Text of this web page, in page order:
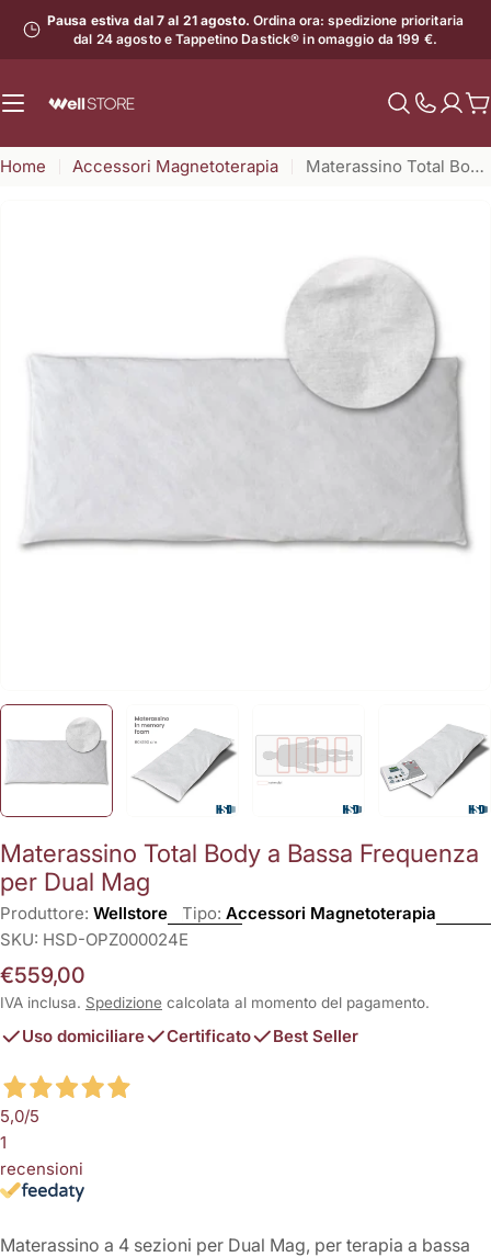
contenuto
Pausa estiva dal 7 al 21 agosto. Ordina ora: spedizione prioritaria
dal 24 agosto e Tappetino Dastick® in omaggio da 199 €.
il
Home Accessori Magnetoterapia Materassino Total Body a Bassa Frequenza per Dual Mag
Materassino Total Body a Bassa Frequenza
per Dual Mag
Produttore: Wellstore Tipo: Accessori Magnetoterapia
SKU: HSD-OPZ000024E
Prezzo
normale
€559,00
IVA inclusa. Spedizione calcolata al momento del pagamento.
Uso domiciliare Certificato Best Seller
5,0/5
1
recensioni
Materassino a 4 sezioni per Dual Mag, per terapia a bassa